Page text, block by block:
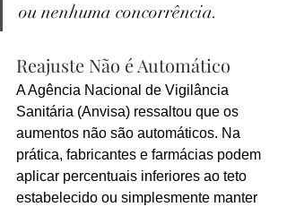
ou nenhuma concorrência.
Reajuste Não é Automático
A Agência Nacional de Vigilância
Sanitária (Anvisa) ressaltou que os
aumentos não são automáticos. Na
prática, fabricantes e farmácias podem
aplicar percentuais inferiores ao teto
estabelecido ou simplesmente manter